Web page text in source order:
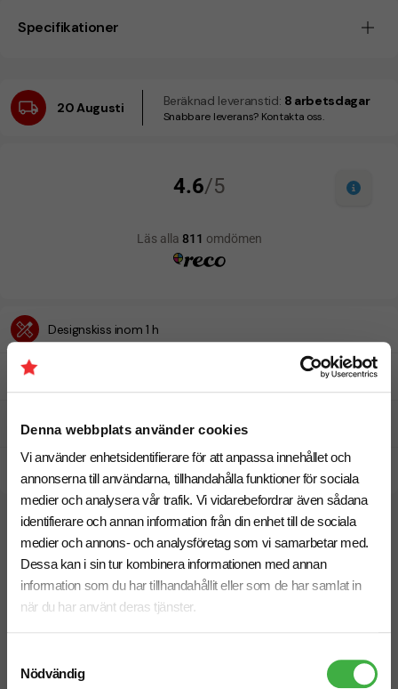
Denna webbplats använder cookies
Vi använder enhetsidentifierare för att anpassa innehållet och
annonserna till användarna, tillhandahålla funktioner för sociala
medier och analysera vår trafik. Vi vidarebefordrar även sådana
identifierare och annan information från din enhet till de sociala
medier och annons- och analysföretag som vi samarbetar med.
Dessa kan i sin tur kombinera informationen med annan
information som du har tillhandahållit eller som de har samlat in
när du har använt deras tjänster.
Nödvändig
Specifikationer
20 Augusti Beräknad leveranstid: 8 arbetsdagar
Snabbare leverans? Kontakta oss.
Designskiss inom 1 h
Prisgaranti
Snabb leverans
Vi hjälper dig gärna!
Telefon: 019-760 65 00